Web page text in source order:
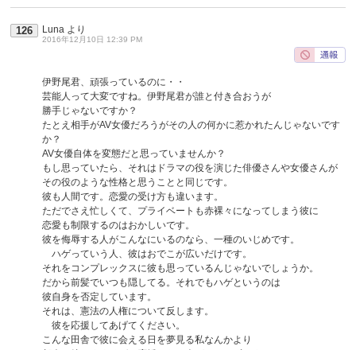
126 Luna より
2016年12月10日 12:39 PM
伊野尾君、頑張っているのに・・
芸能人って大変ですね。伊野尾君が誰と付き合おうが
勝手じゃないですか？
たとえ相手がAV女優だろうがその人の何かに惹かれたんじゃないです
か？
AV女優自体を変態だと思っていませんか？
もし思っていたら、それはドラマの役を演じた俳優さんや女優さんが
その役のような性格と思うことと同じです。
彼も人間です。恋愛の受け方も違います。
ただでさえ忙しくて、プライベートも赤裸々になってしまう彼に
恋愛も制限するのはおかしいです。
彼を侮辱する人がこんなにいるのなら、一種のいじめです。
ハゲっていう人、彼はおでこが広いだけです。
それをコンプレックスに彼も思っているんじゃないでしょうか。
だから前髪でいつも隠してる。それでもハゲというのは
彼自身を否定しています。
それは、憲法の人権について反します。
彼を応援してあげてください。
こんな田舎で彼に会える日を夢見る私なんかより